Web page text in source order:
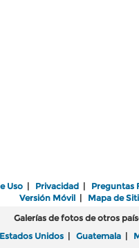
Uso | Privacidad | Preguntas
Versión Móvil| Mapa de
Galerías de fotos de otros
Estados Unidos | Guatemala |